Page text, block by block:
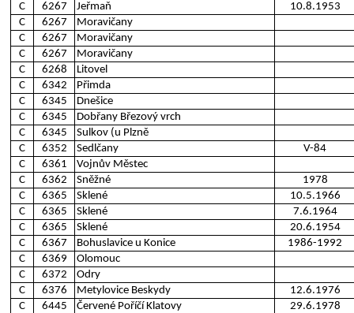
C 6267 Jeřmaň
10.8.1953
C
6267
Moravičany
C
6267
Moravičany
C
6267
Moravičany
C
6268
Litovel
C
6342
Přimda
C
6345
Dnešice
C
6345
Dobřany Březový vrch
C
6345
Sulkov (u Plzně
C
6352 Sedlčany
V-84
C
6361
Vojnův Městec
C
6362 Sněžné
1978
C
6365 Sklené
10.5.1966
C
6365 Sklené
7.6.1964
C
6365 Sklené
20.6.1954
C
6367 Bohuslavice u Konice
1986-1992
C
6369
Olomouc
C
6372
Odry
C
6376 Metylovice Beskydy
12.6.1976
C
6445 Červené Poříčí Klatovy
29.6.1978